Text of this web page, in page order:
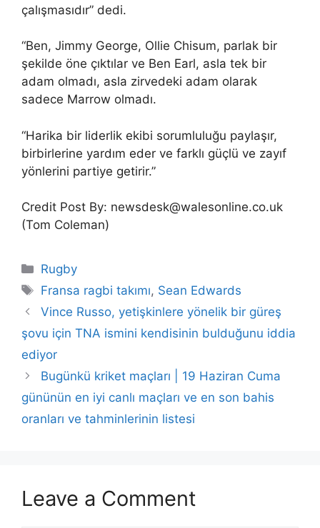
çalışmasıdır” dedi.
“Ben, Jimmy George, Ollie Chisum, parlak bir
şekilde öne çıktılar ve Ben Earl, asla tek bir
adam olmadı, asla zirvedeki adam olarak
sadece Marrow olmadı.
“Harika bir liderlik ekibi sorumluluğu paylaşır,
birbirlerine yardım eder ve farklı güçlü ve zayıf
yönlerini partiye getirir.”
Credit Post By: newsdesk@walesonline.co.uk
(Tom Coleman)
Categories
Rugby
Tags
Fransa ragbi takımı, Sean Edwards
Vince Russo, yetişkinlere yönelik bir güreş
şovu için TNA ismini kendisinin bulduğunu iddia
ediyor
Bugünkü kriket maçları | 19 Haziran Cuma
gününün en iyi canlı maçları ve en son bahis
oranları ve tahminlerinin listesi
Leave a Comment